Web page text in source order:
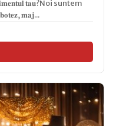
𝐭𝐚𝐮?Noi suntem
𝐦𝐚𝐣...